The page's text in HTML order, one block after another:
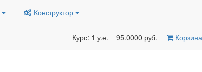
Конструктор
Курс: 1 у.е. = 95.0000 руб. Корзина